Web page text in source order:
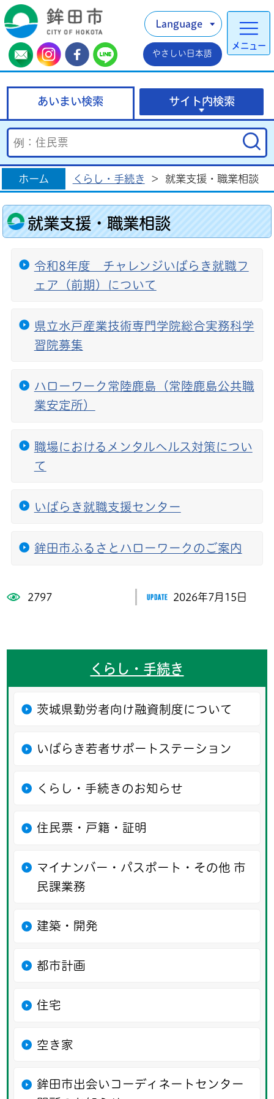
メニュー
Language
やさしい日本語
あいまい検索 サイト内検索
ホーム くらし・手続き > 就業支援・職業相談
就業支援・職業相談
令和8年度 チャレンジいばらき就職フ
ェア（前期）について
県立水戸産業技術専門学院総合実務科学
習院募集
ハローワーク常陸鹿島（常陸鹿島公共職
業安定所）
職場におけるメンタルヘルス対策につい
て
いばらき就職支援センター
鉾田市ふるさとハローワークのご案内
2797 2026年7月15日
くらし・手続き
茨城県勤労者向け融資制度について
いばらき若者サポートステーション
くらし・手続きのお知らせ
住民票・戸籍・証明
マイナンバー・パスポート・その他 市
民課業務
建築・開発
都市計画
住宅
空き家
鉾田市出会いコーディネートセンター